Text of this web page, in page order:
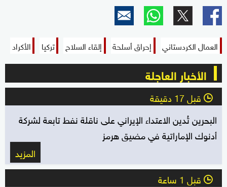
العمال الكردستاني إحراق أسلحة إلقاء السلاح تركيا الأكراد
الأخبار العاجلة
l قبل 17 دقيقة
البحرين تُدين الاعتداء الإيراني على ناقلة نفط تابعة لشركة
أدنوك الإماراتية في مضيق هرمز
المزيد
l قبل 1 ساعة